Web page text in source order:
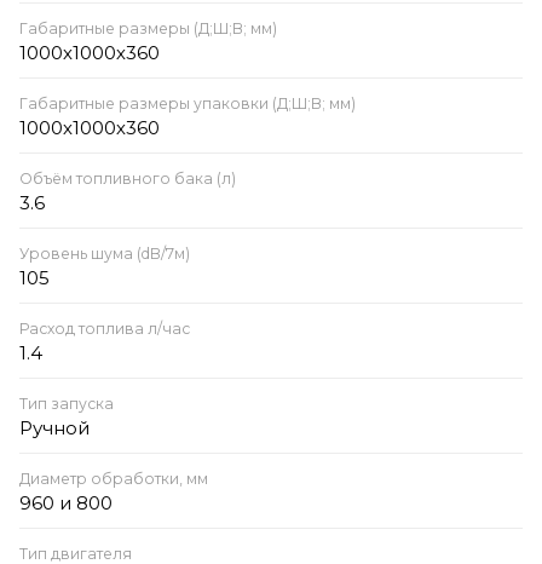
Габаритные размеры (Д;Ш;В; мм)
1000х1000х360
Габаритные размеры упаковки (Д;Ш;В; мм)
1000х1000х360
Объём топливного бака (л)
3.6
Уровень шума (dB/7м)
105
Расход топлива л/час
1.4
Тип запуска
Ручной
Диаметр обработки, мм
960 и 800
Тип двигателя